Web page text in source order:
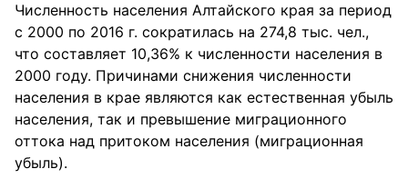
Численность населения Алтайского края за период
с 2000 по 2016 г. сократилась на 274,8 тыс. чел.,
что составляет 10,36% к численности населения в
2000 году. Причинами снижения численности
населения в крае являются как естественная убыль
населения, так и превышение миграционного
оттока над притоком населения (миграционная
убыль).